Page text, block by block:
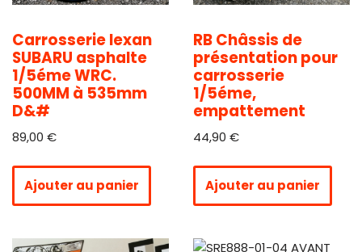
Carrosserie lexan
SUBARU asphalte
1/5éme WRC.
500MM à 535mm
D&#
89,00 €
Ajouter au panier
RB Châssis de
présentation pour
carrosserie
1/5éme,
empattement
44,90 €
Ajouter au panier